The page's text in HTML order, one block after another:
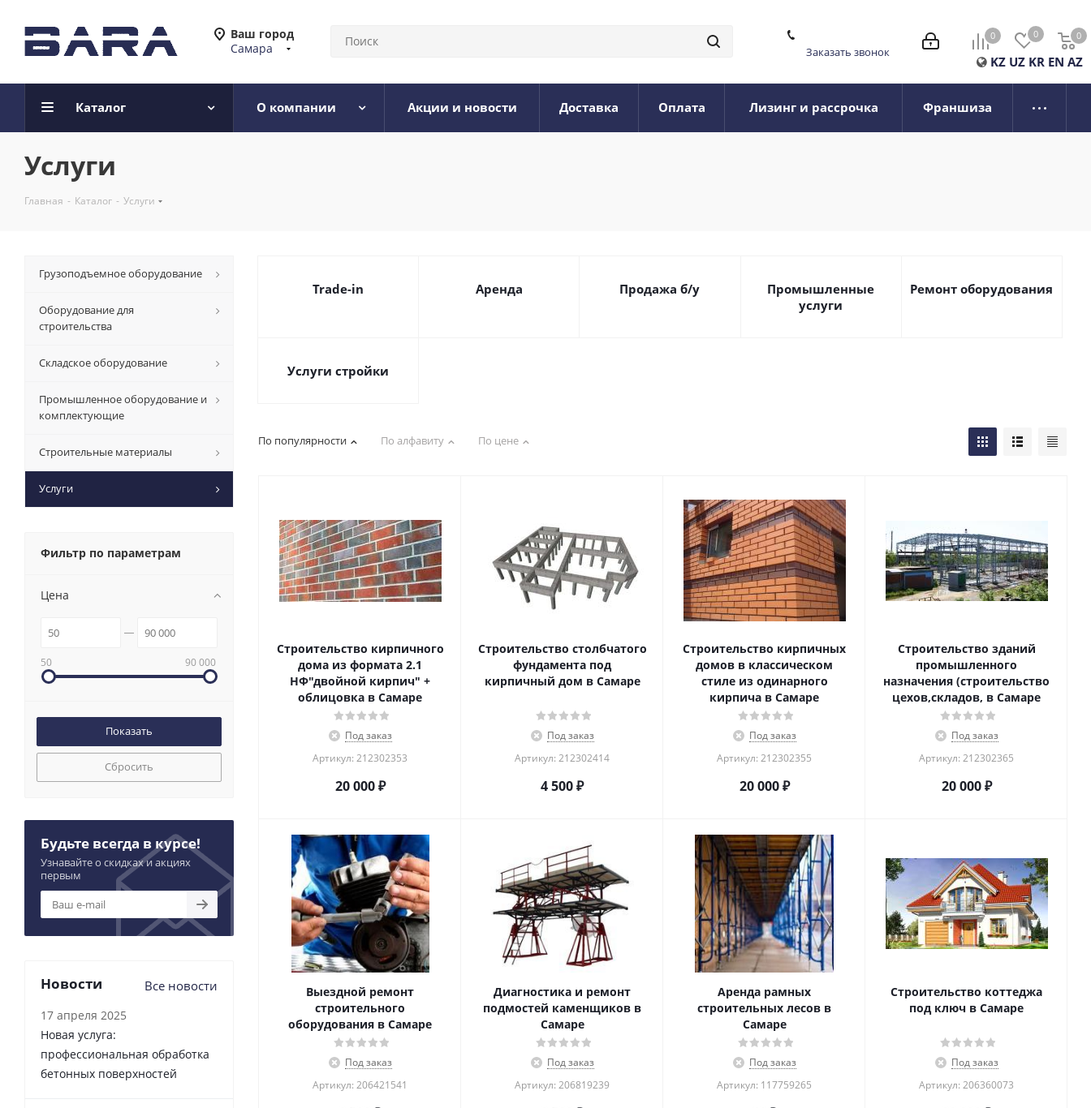
Ваш город
Самара
0 0 0
0
KZ UZ KR EN AZ
Заказать звонок
Каталог О компании Акции и новости Доставка Оплата Лизинг и рассрочка Франшиза
Услуги
Главная - Каталог - Услуги
Trade-in Аренда Продажа б/у
Промышленные
услуги
Ремонт оборудования
Услуги стройки
По популярности По алфавиту По цене
Строительство кирпичного
дома из формата 2.1
НФ"двойной кирпич" +
облицовка в Самаре
Под заказ
Артикул: 212302353
20 000₽
Строительство столбчатого
фундамента под
кирпичный дом в Самаре
Под заказ
Артикул: 212302414
4 500₽
Строительство кирпичных
домов в классическом
стиле из одинарного
кирпича в Самаре
Под заказ
Артикул: 212302355
20 000₽
Строительство зданий
промышленного
назначения (строительство
цехов,складов, в Самаре
Под заказ
Артикул: 212302365
20 000₽
Выездной ремонт
строительного
оборудования в Самаре
Под заказ
Артикул: 206421541
Диагностика и ремонт
подмостей каменщиков в
Самаре
Под заказ
Артикул: 206819239
Аренда рамных
строительных лесов в
Самаре
Под заказ
Артикул: 117759265
Строительство коттеджа
под ключ в Самаре
Под заказ
Артикул: 206360073
Грузоподъемное оборудование
Оборудование для
строительства
Складское оборудование
Промышленное оборудование и
комплектующие
Строительные материалы
Услуги
Фильтр по параметрам
Цена
50 90 000
Сбросить
Будьте всегда в курсе!
Узнавайте о скидках и акциях
первым
Новости Все новости
17 апреля 2025
Новая услуга:
профессиональная обработка
бетонных поверхностей